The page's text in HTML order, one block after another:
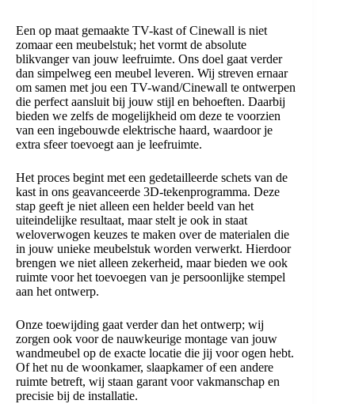
Een op maat gemaakte TV-kast of Cinewall is niet
zomaar een meubelstuk; het vormt de absolute
blikvanger van jouw leefruimte. Ons doel gaat verder
dan simpelweg een meubel leveren. Wij streven ernaar
om samen met jou een TV-wand/Cinewall te ontwerpen
die perfect aansluit bij jouw stijl en behoeften. Daarbij
bieden we zelfs de mogelijkheid om deze te voorzien
van een ingebouwde elektrische haard, waardoor je
extra sfeer toevoegt aan je leefruimte.
Het proces begint met een gedetailleerde schets van de
kast in ons geavanceerde 3D-tekenprogramma. Deze
stap geeft je niet alleen een helder beeld van het
uiteindelijke resultaat, maar stelt je ook in staat
weloverwogen keuzes te maken over de materialen die
in jouw unieke meubelstuk worden verwerkt. Hierdoor
brengen we niet alleen zekerheid, maar bieden we ook
ruimte voor het toevoegen van je persoonlijke stempel
aan het ontwerp.
Onze toewijding gaat verder dan het ontwerp; wij
zorgen ook voor de nauwkeurige montage van jouw
wandmeubel op de exacte locatie die jij voor ogen hebt.
Of het nu de woonkamer, slaapkamer of een andere
ruimte betreft, wij staan garant voor vakmanschap en
precisie bij de installatie.